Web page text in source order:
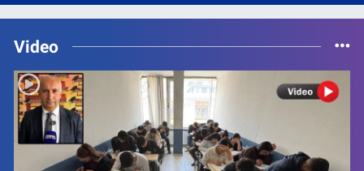
Video